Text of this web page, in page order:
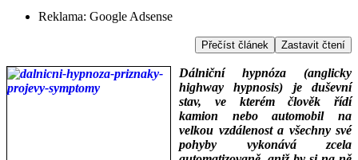
Reklama: Google Adsense
Přečíst článek Zastavit čtení
Dálniční hypnóza (anglicky
highway hypnosis) je duševní
stav, ve kterém člověk řídí
kamion nebo automobil na
velkou vzdálenost a všechny své
pohyby vykonává zcela